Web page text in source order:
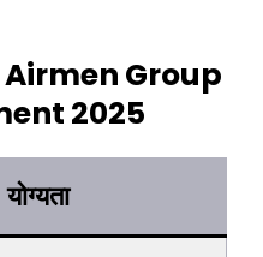
Group
2025
योग्यता